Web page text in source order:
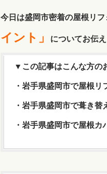
今日は盛岡市密着の屋根リ
イント」
についてお伝
▼この記事はこんな方の
・岩手県盛岡市で屋根
・岩手県盛岡市で葺き替
・岩手県盛岡市で屋根